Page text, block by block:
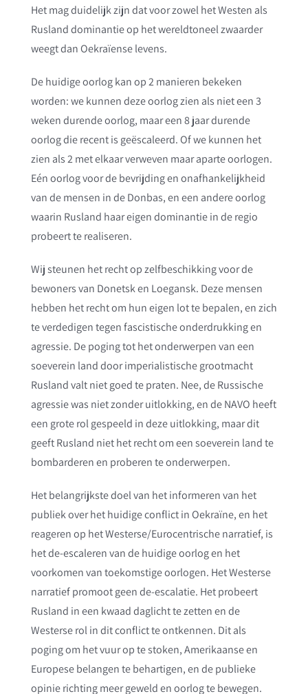
Het mag duidelijk zijn dat voor zowel het Westen als
Rusland dominantie op het wereldtoneel zwaarder
weegt dan Oekraïense levens.
De huidige oorlog kan op 2 manieren bekeken
worden: we kunnen deze oorlog zien als niet een 3
weken durende oorlog, maar een 8 jaar durende
oorlog die recent is geëscaleerd. Of we kunnen het
zien als 2 met elkaar verweven maar aparte oorlogen.
Eén oorlog voor de bevrijding en onafhankelijkheid
van de mensen in de Donbas, en een andere oorlog
waarin Rusland haar eigen dominantie in de regio
probeert te realiseren.
Wij steunen het recht op zelfbeschikking voor de
bewoners van Donetsk en Loegansk. Deze mensen
hebben het recht om hun eigen lot te bepalen, en zich
te verdedigen tegen fascistische onderdrukking en
agressie. De poging tot het onderwerpen van een
soeverein land door imperialistische grootmacht
Rusland valt niet goed te praten. Nee, de Russische
agressie was niet zonder uitlokking, en de NAVO heeft
een grote rol gespeeld in deze uitlokking, maar dit
geeft Rusland niet het recht om een soeverein land te
bombarderen en proberen te onderwerpen.
Het belangrijkste doel van het informeren van het
publiek over het huidige conflict in Oekraïne, en het
reageren op het Westerse/Eurocentrische narratief, is
het de-escaleren van de huidige oorlog en het
voorkomen van toekomstige oorlogen. Het Westerse
narratief promoot geen de-escalatie. Het probeert
Rusland in een kwaad daglicht te zetten en de
Westerse rol in dit conflict te ontkennen. Dit als
poging om het vuur op te stoken, Amerikaanse en
Europese belangen te behartigen, en de publieke
opinie richting meer geweld en oorlog te bewegen.